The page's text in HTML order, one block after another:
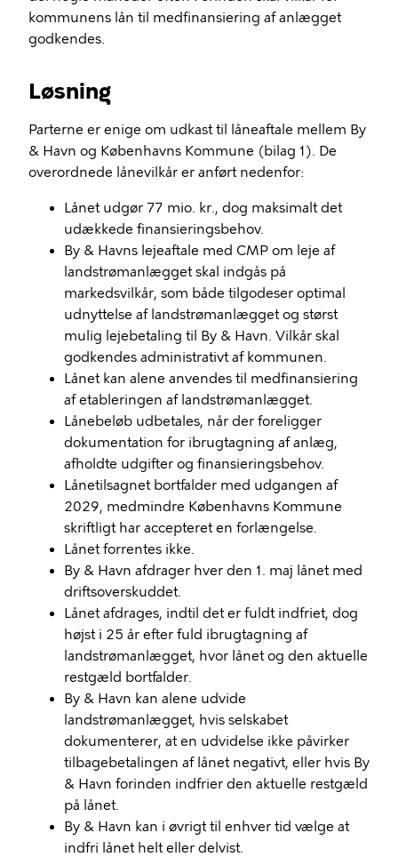
kommunens lån til medfinansiering af anlægget
godkendes.
Løsning
Parterne er enige om udkast til låneaftale mellem By
& Havn og Københavns Kommune (bilag 1). De
overordnede lånevilkår er anført nedenfor:
Lånet udgør 77 mio. kr., dog maksimalt det
udækkede finansieringsbehov.
By & Havns lejeaftale med CMP om leje af
landstrømanlægget skal indgås på
markedsvilkår, som både tilgodeser optimal
udnyttelse af landstrømanlægget og størst
mulig lejebetaling til By & Havn. Vilkår skal
godkendes administrativt af kommunen.
Lånet kan alene anvendes til medfinansiering
af etableringen af landstrømanlægget.
Lånebeløb udbetales, når der foreligger
dokumentation for ibrugtagning af anlæg,
afholdte udgifter og finansieringsbehov.
Lånetilsagnet bortfalder med udgangen af
2029, medmindre Københavns Kommune
skriftligt har accepteret en forlængelse.
Lånet forrentes ikke.
By & Havn afdrager hver den 1. maj lånet med
driftsoverskuddet.
Lånet afdrages, indtil det er fuldt indfriet, dog
højst i 25 år efter fuld ibrugtagning af
landstrømanlægget, hvor lånet og den aktuelle
restgæld bortfalder.
By & Havn kan alene udvide
landstrømanlægget, hvis selskabet
dokumenterer, at en udvidelse ikke påvirker
tilbagebetalingen af lånet negativt, eller hvis By
& Havn forinden indfrier den aktuelle restgæld
på lånet.
By & Havn kan i øvrigt til enhver tid vælge at
indfri lånet helt eller delvist.